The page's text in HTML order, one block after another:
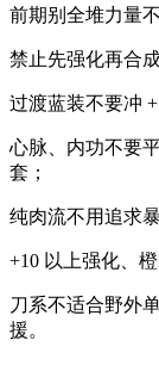
前期别全堆力量
禁止先强化再合
过渡蓝装不要冲
心脉、内功不要
套；
纯肉流不用追求
+10 以上强化、
刀系不适合野外
援。